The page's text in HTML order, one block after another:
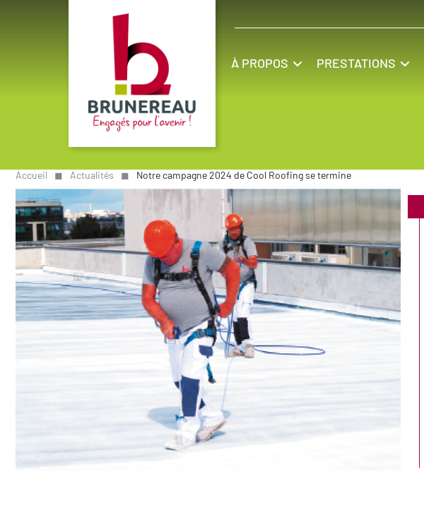
À PROPOS PRESTATIONS
Accueil ◼︎ Actualités ◼︎ Notre campagne 2024 de Cool Roofing se termine